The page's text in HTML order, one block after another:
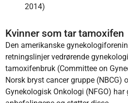
2014)
Kvinner som tar tamoxifen
Den amerikanske
retningslinjer vedrørende
tamoxifenbruk (Committee on
Norsk bryst cancer gruppe (NBCG)
Gynekologisk Onkologi (NFGO)